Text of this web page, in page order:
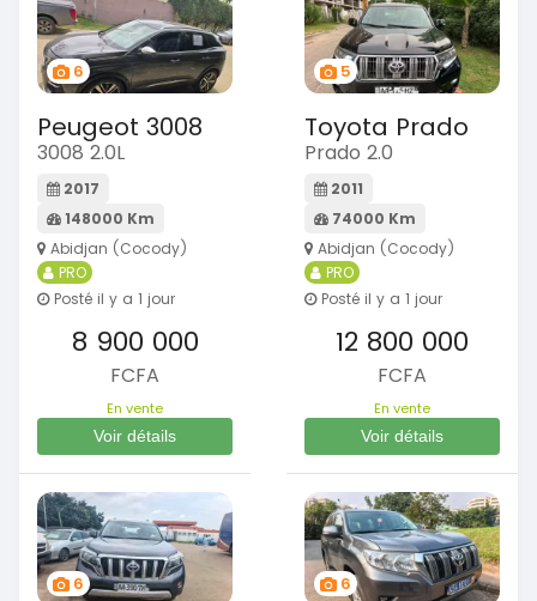
6
Peugeot 3008
3008 2.0L
2017
148000 Km
Abidjan (Cocody)
PRO
Posté il y a 1 jour
8 900 000
FCFA
En vente
Voir détails
5
Toyota Prado
Prado 2.0
2011
74000 Km
Abidjan (Cocody)
PRO
Posté il y a 1 jour
12 800 000
FCFA
En vente
Voir détails
6 6